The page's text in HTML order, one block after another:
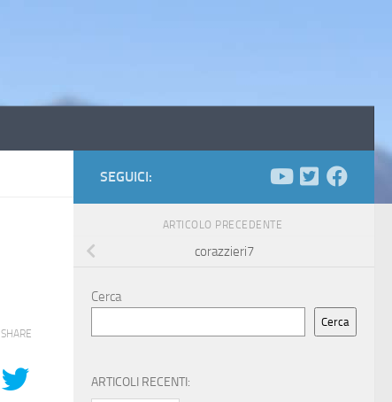
SHARE
SEGUICI:
ARTICOLO PRECEDENTE
corazzieri7
Cerca
Cerca
ARTICOLI RECENTI: